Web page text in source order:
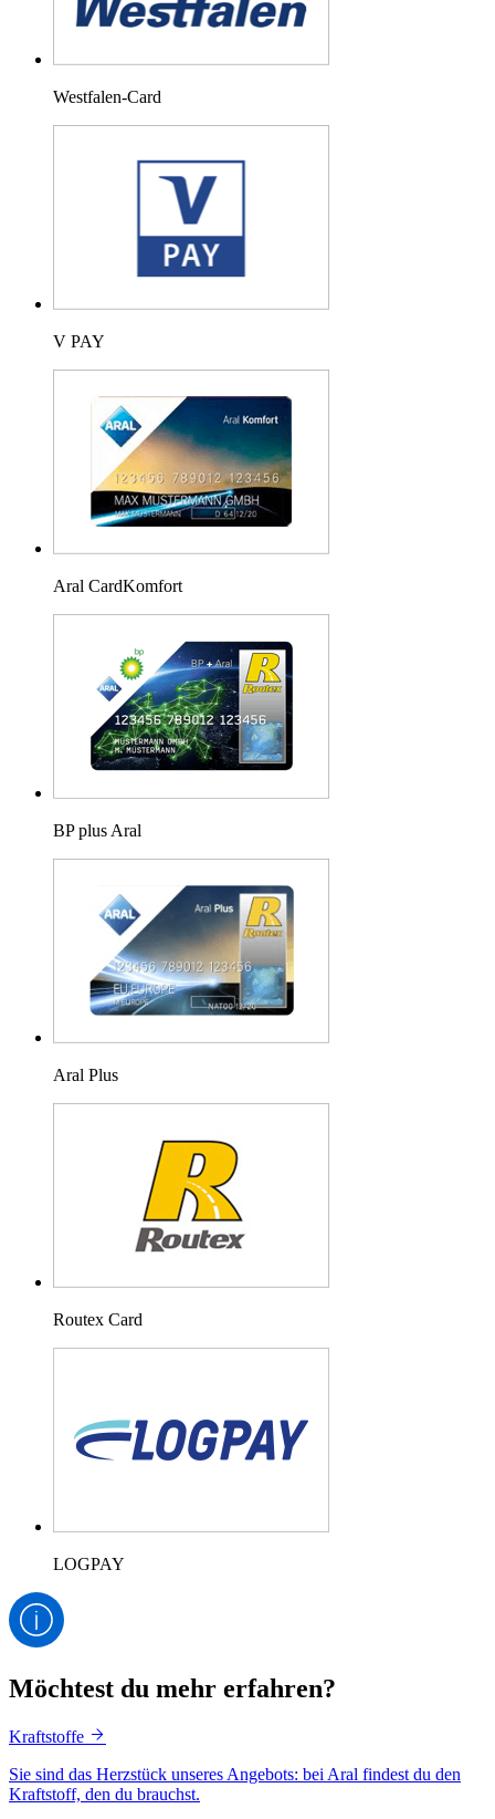
Westfalen-Card
V PAY
Aral CardKomfort
BP plus Aral
Aral Plus
Routex Card
LOGPAY
Möchtest du mehr erfahren?
Kraftstoffe
Sie sind das Herzstück unseres Angebots: bei Aral findest du den
Kraftstoff, den du brauchst.